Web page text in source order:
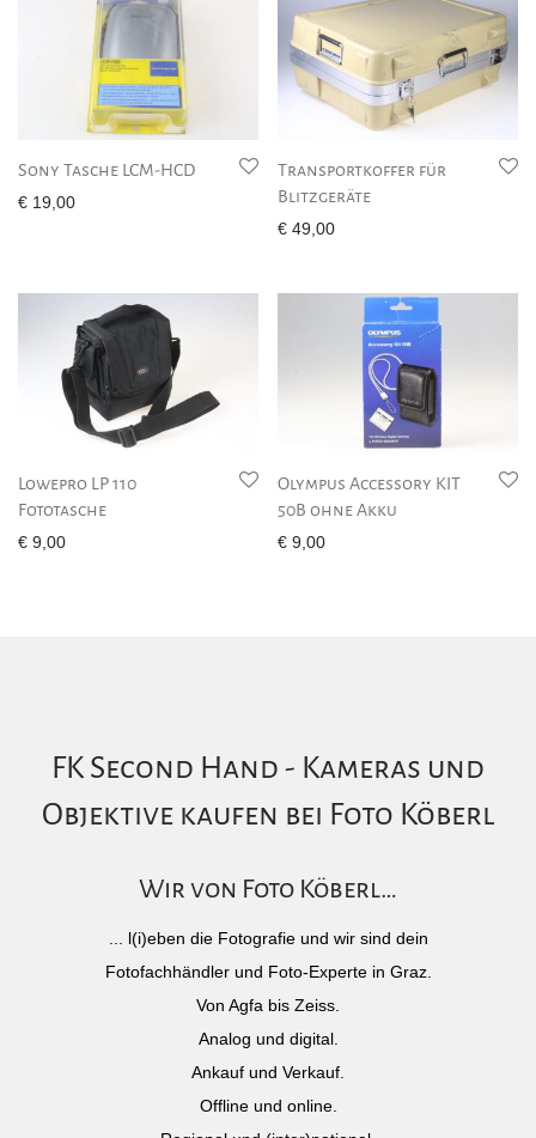
Sony Tasche LCM-HCD
€ 19,00
Transportkoffer für
Blitzgeräte
€ 49,00
Lowepro LP 110
Fototasche
€ 9,00
Olympus Accessory KIT
50B ohne Akku
€ 9,00
FK Second Hand - Kameras und
Objektive kaufen bei Foto Köberl
Wir von Foto Köberl…
... l(i)eben die Fotografie und wir sind dein
Fotofachhändler und Foto-Experte in Graz.
Von Agfa bis Zeiss.
Analog und digital.
Ankauf und Verkauf.
Offline und online.